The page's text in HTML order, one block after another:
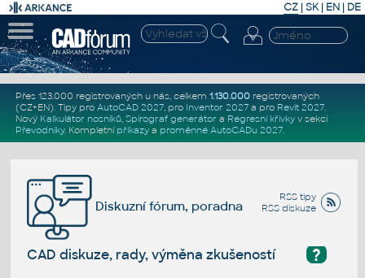
CZ | SK| EN | DE
Přes 123.000 registrovaných u nás, celkem 1.130.000registrovaných
(CZ+EN). Tipy pro AutoCAD 2027, pro Inventor 2027a pro Revit 2027.
Nový Kalkulátor nosníků, Spirograf generátor a Regresní křivkyv sekci
Převodníky. Kompletní příkazya proměnné AutoCADu 2027.
RSS tipy
RSS diskuze
Diskuzní fórum, poradna
?
CAD diskuze, rady, výměna zkušeností